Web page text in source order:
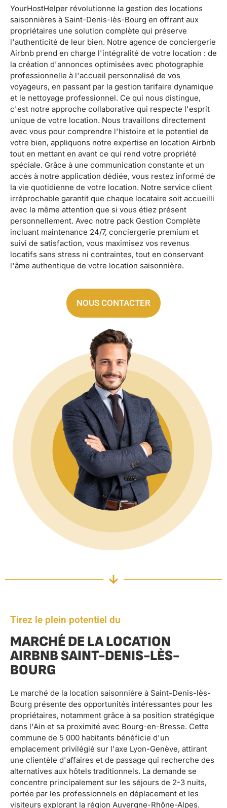
YourHostHelper révolutionne la gestion des locations
saisonnières à Saint-Denis-lès-Bourg en offrant aux
propriétaires une solution complète qui préserve
l'authenticité de leur bien. Notre agence de conciergerie
Airbnb prend en charge l'intégralité de votre location : de
la création d'annonces optimisées avec photographie
professionnelle à l'accueil personnalisé de vos
voyageurs, en passant par la gestion tarifaire dynamique
et le nettoyage professionnel. Ce qui nous distingue,
c'est notre approche collaborative qui respecte l'esprit
unique de votre location. Nous travaillons directement
avec vous pour comprendre l'histoire et le potentiel de
votre bien, appliquons notre expertise en location Airbnb
tout en mettant en avant ce qui rend votre propriété
spéciale. Grâce à une communication constante et un
accès à notre application dédiée, vous restez informé de
la vie quotidienne de votre location. Notre service client
irréprochable garantit que chaque locataire soit accueilli
avec la même attention que si vous étiez présent
personnellement. Avec notre pack Gestion Complète
incluant maintenance 24/7, conciergerie premium et
suivi de satisfaction, vous maximisez vos revenus
locatifs sans stress ni contraintes, tout en conservant
l'âme authentique de votre location saisonnière.
NOUS CONTACTER
Tirez le plein potentiel du
MARCHÉ DE LA LOCATION
AIRBNB SAINT-DENIS-LÈS-
BOURG
Le marché de la location saisonnière à Saint-Denis-lès-
Bourg présente des opportunités intéressantes pour les
propriétaires, notamment grâce à sa position stratégique
dans l'Ain et sa proximité avec Bourg-en-Bresse. Cette
commune de 5 000 habitants bénéficie d'un
emplacement privilégié sur l'axe Lyon-Genève, attirant
une clientèle d'affaires et de passage qui recherche des
alternatives aux hôtels traditionnels. La demande se
concentre principalement sur les séjours de 2-3 nuits,
portée par les professionnels en déplacement et les
visiteurs explorant la région Auvergne-Rhône-Alpes.